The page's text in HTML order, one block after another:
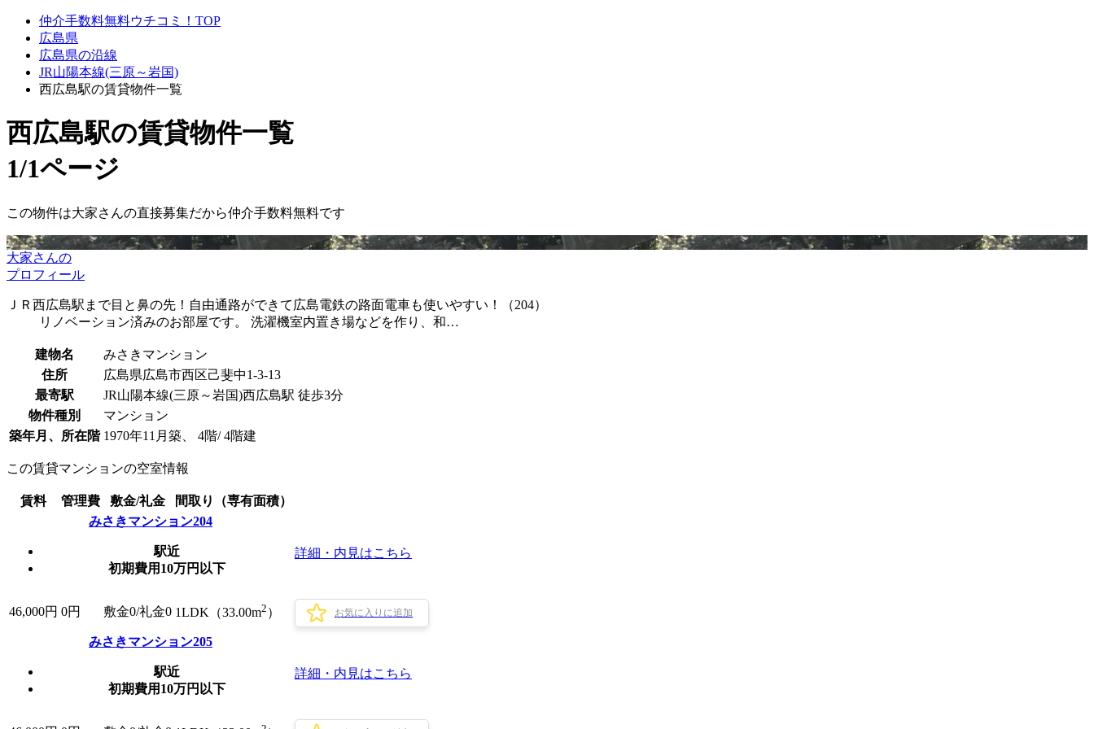
仲介手数料無料ウチコミ！TOP
広島県
広島県の沿線
JR山陽本線(三原～岩国)
西広島駅の賃貸物件一覧
西広島駅の賃貸物件一覧
1/1ページ
この物件は大家さんの直接募集だから仲介手数料無料です
大家さんの
プロフィール
ＪＲ西広島駅まで目と鼻の先！自由通路ができて広島電鉄の路面電車も使いやすい！（204）
リノベーション済みのお部屋です。 洗濯機室内置き場などを作り、和…
建物名
みさきマンション
住所
広島県広島市西区己斐中1-3-13
最寄駅
JR山陽本線(三原～岩国)西広島駅 徒歩3分
物件種別
マンション
築年月、所在階 1970年11月築、 4階/ 4階建
この賃貸マンションの空室情報
賃料 管理費 敷金/礼金
間取り（専有面積）
みさきマンション204
駅近
初期費用10万円以下
詳細・内見はこちら
46,000円 0円 敷金0/礼金0 1LDK（33.00m2 ） お気に入りに追加
みさきマンション205
駅近
初期費用10万円以下
詳細・内見はこちら